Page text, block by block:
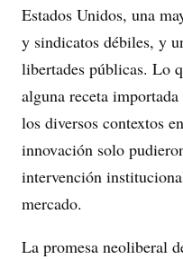
Estados Unidos, una
y sindicatos débiles, y
libertades públicas. Lo
alguna receta
los diversos contextos
innovación solo
intervención
mercado.
La promesa neoliberal